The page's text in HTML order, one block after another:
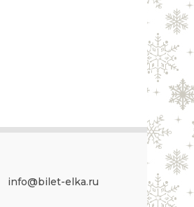
info@bilet-elka.ru